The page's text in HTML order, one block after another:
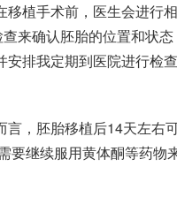
植手术前，医生会进行
来确认胚胎的位置和状
排我定期到医院进行检查
，胚胎移植后14天左右
要继续服用黄体酮等药物